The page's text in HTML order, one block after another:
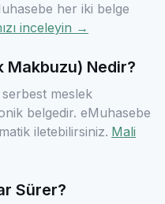
her iki belge
inceleyin →
Makbuzu) Nedir?
meslek
belgedir. eMuhasebe
iletebilirsiniz. Mali
Sürer?